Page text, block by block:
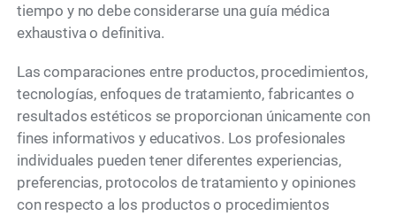
tiempo y no debe considerarse una guía médica
exhaustiva o definitiva.
Las comparaciones entre productos, procedimientos,
tecnologías, enfoques de tratamiento, fabricantes o
resultados estéticos se proporcionan únicamente con
fines informativos y educativos. Los profesionales
individuales pueden tener diferentes experiencias,
preferencias, protocolos de tratamiento y opiniones
con respecto a los productos o procedimientos